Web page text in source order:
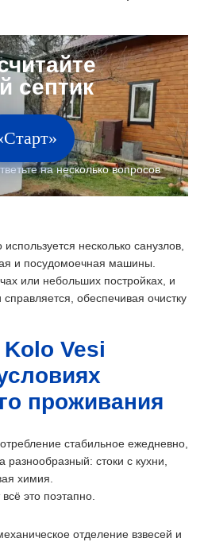
несколько санузлов,
и посудомоечная машины.
или небольших постройках, и
обеспечивая очистку
Vesi
проживания
стабильное ежедневно,
разнообразный: стоки с кухни,
химия.
это поэтапно.
отделение взвесей и